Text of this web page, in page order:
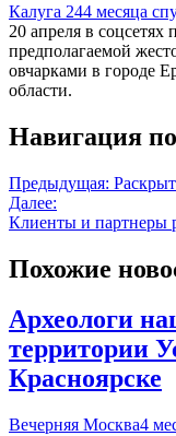
Калуга 244 месяца
20 апреля в
предполагаемой
овчарками в городе
области.
Навигация
Предыдущая:
Далее:
Клиенты и партнеры
Похожие
Археологи
территории
Красноярске
Вечерняя Москва4